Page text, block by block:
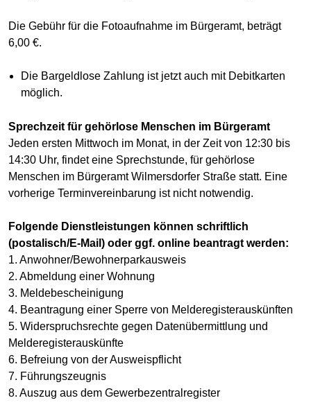
Die Gebühr für die Fotoaufnahme im Bürgeramt, beträgt
6,00 €.
Die Bargeldlose Zahlung ist jetzt auch mit Debitkarten
möglich.
Sprechzeit für gehörlose Menschen im Bürgeramt
Jeden ersten Mittwoch im Monat, in der Zeit von 12:30 bis
14:30 Uhr, findet eine Sprechstunde, für gehörlose
Menschen im Bürgeramt Wilmersdorfer Straße statt. Eine
vorherige Terminvereinbarung ist nicht notwendig.
Folgende Dienstleistungen können schriftlich
(postalisch/E-Mail) oder ggf. online beantragt werden:
1. Anwohner/Bewohnerparkausweis
2. Abmeldung einer Wohnung
3. Meldebescheinigung
4. Beantragung einer Sperre von Melderegisterauskünften
5. Widerspruchsrechte gegen Datenübermittlung und
Melderegisterauskünfte
6. Befreiung von der Ausweispflicht
7. Führungszeugnis
8. Auszug aus dem Gewerbezentralregister